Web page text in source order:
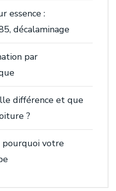
essence :
décalaminage
par
différence et que
?
pourquoi votre